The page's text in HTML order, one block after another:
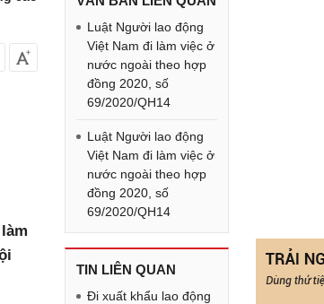
Luật Người lao động
Việt Nam đi làm việc ở
nước ngoài theo hợp
đồng 2020, số
69/2020/QH14
Luật Người lao động
Việt Nam đi làm việc ở
nước ngoài theo hợp
đồng 2020, số
69/2020/QH14
TIN LIÊN QUAN
Đi xuất khẩu lao động